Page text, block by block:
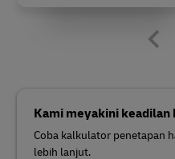
Kami meyakini keadilan
Coba kalkulator penetapan
lebih lanjut.